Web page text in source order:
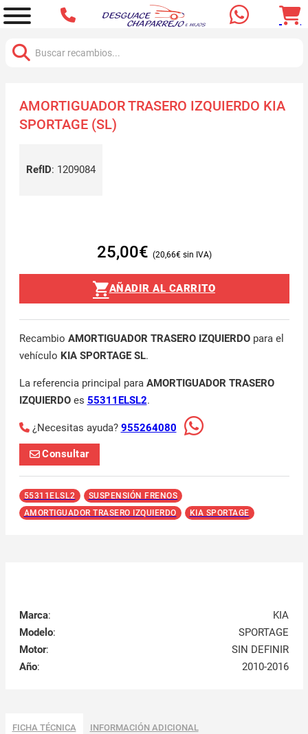
AMORTIGUADOR TRASERO IZQUIERDO KIA
SPORTAGE (SL)
RefID: 1209084
25,00€ 20,66€
AÑADIR AL CARRITO
Recambio AMORTIGUADOR TRASERO IZQUIERDOpara el
vehículo KIA SPORTAGE SL.
La referencia principal para AMORTIGUADOR TRASERO
IZQUIERDOes 55311ELSL2.
¿Necesitas ayuda? 955264080
Consultar
55311ELSL2
SUSPENSIÓN FRENOS
AMORTIGUADOR TRASERO IZQUIERDO
KIA SPORTAGE
Marca:
KIA
Modelo:
SPORTAGE
Motor:
SIN DEFINIR
Año: 2010-2016
FICHA TÉCNICA INFORMACIÓN ADICIONAL